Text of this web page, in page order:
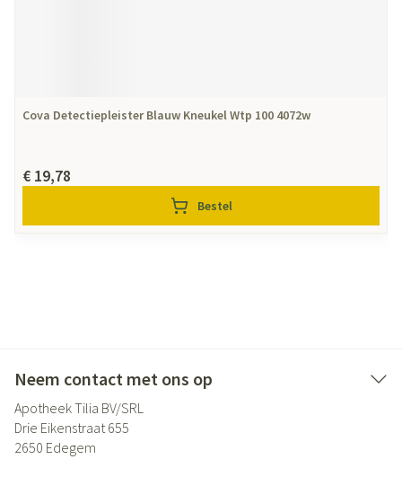
Cova Detectiepleister Blauw Kneukel Wtp 100 4072w
€ 19,78
Bestel
Neem contact met ons op
Apotheek Tilia BV/SRL
Drie Eikenstraat 655
2650 Edegem